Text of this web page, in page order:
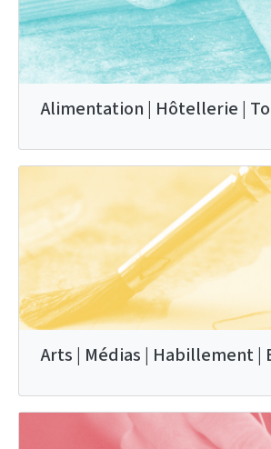
Alimentation | Hôtellerie |
Arts | Médias | Habillement |